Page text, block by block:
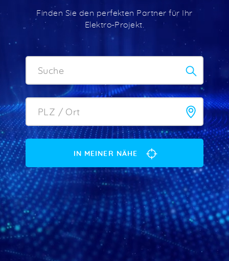
Finden Sie den perfekten Partner für Ihr
Elektro-Projekt.
IN MEINER NÄHE